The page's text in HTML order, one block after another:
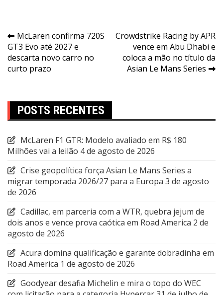
Navegação
de
Post
McLaren confirma 720S
GT3 Evo até 2027 e
descarta novo carro no
curto prazo
Crowdstrike Racing by APR
vence em Abu Dhabi e
coloca a mão no título da
Asian Le Mans Series
POSTS RECENTES
McLaren F1 GTR: Modelo avaliado em R$ 180
Milhões vai a leilão 4 de agosto de 2026
Crise geopolítica força Asian Le Mans Series a
migrar temporada 2026/27 para a Europa 3 de agosto
de 2026
Cadillac, em parceria com a WTR, quebra jejum de
dois anos e vence prova caótica em Road America 2 de
agosto de 2026
Acura domina qualificação e garante dobradinha em
Road America 1 de agosto de 2026
Goodyear desafia Michelin e mira o topo do WEC